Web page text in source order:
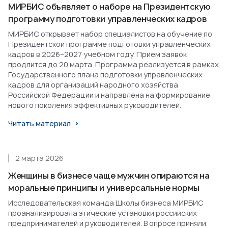
МИРБИС объявляет о наборе на Президентскую
программу подготовки управленческих кадров
МИРБИС открывает набор специалистов на обучение по
Президентской программе подготовки управленческих
кадров в 2026–2027 учебном году. Прием заявок
продлится до 20 марта. Программа реализуется в рамках
Государственного плана подготовки управленческих
кадров для организаций народного хозяйства
Российской Федерации и направлена на формирование
нового поколения эффективных руководителей.
Читать материал
Женщины в бизнесе чаще мужчин опираются на
моральные принципы и универсальные нормы
2 марта 2026
Исследовательская команда Школы бизнеса МИРБИС
проанализировала этические установки российских
предпринимателей и руководителей. В опросе приняли